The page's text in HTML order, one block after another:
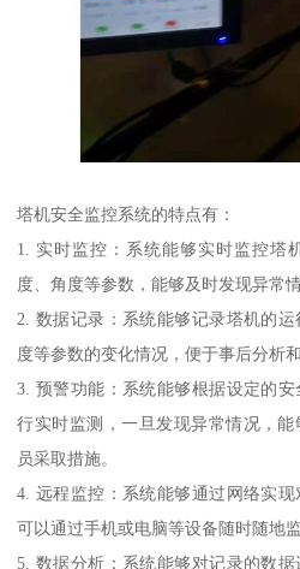
塔机安全监控系统的特点有：
1. 实时监控：系统能够实时监控塔
度、角度等参数，能够及时发现异常情
2. 数据记录：系统能够记录塔机的
度等参数的变化情况，便于事后分析和
3. 预警功能：系统能够根据设定的
行实时监测，一旦发现异常情况，
员采取措施。
4. 远程监控：系统能够通过网络实
可以通过手机或电脑等设备随时随地
5. 数据分析：系统能够对记录的数